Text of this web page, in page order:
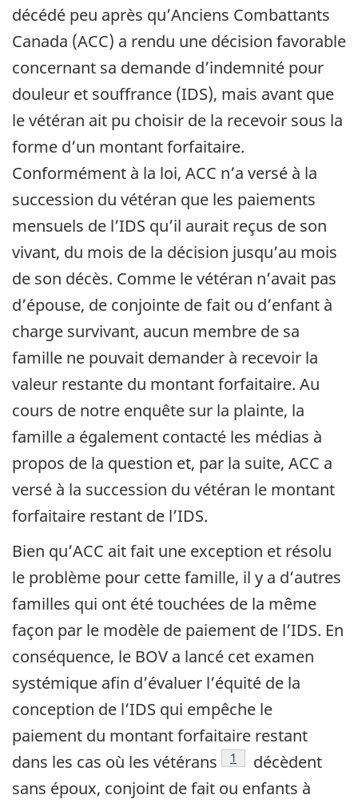
décédé peu après qu’Anciens Combattants
Canada (ACC) a rendu une décision favorable
concernant sa demande d’indemnité pour
douleur et souffrance (IDS), mais avant que
le vétéran ait pu choisir de la recevoir sous la
forme d’un montant forfaitaire.
Conformément à la loi, ACC n’a versé à la
succession du vétéran que les paiements
mensuels de l’IDS qu’il aurait reçus de son
vivant, du mois de la décision jusqu’au mois
de son décès. Comme le vétéran n’avait pas
d’épouse, de conjointe de fait ou d’enfant à
charge survivant, aucun membre de sa
famille ne pouvait demander à recevoir la
valeur restante du montant forfaitaire. Au
cours de notre enquête sur la plainte, la
famille a également contacté les médias à
propos de la question et, par la suite, ACC a
versé à la succession du vétéran le montant
forfaitaire restant de l’IDS.
Bien qu’ACC ait fait une exception et résolu
le problème pour cette famille, il y a d’autres
familles qui ont été touchées de la même
façon par le modèle de paiement de l’IDS. En
conséquence, le BOV a lancé cet examen
systémique afin d’évaluer l’équité de la
conception de l’IDS qui empêche le
paiement du montant forfaitaire restant
dans les cas où les vétérans
Footnote
1
décèdent
sans époux, conjoint de fait ou enfants à